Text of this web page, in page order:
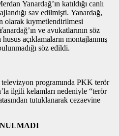
Yanardağ’ın katıldığı canlı
sav edilmişti. Yanardağ,
olarak kıymetlendirilmesi
ve avukatlarının söz
açıklamaların montajlanmış
söz edildi.
programında PKK terör
ilgili kelamları nedeniyle “terör
tutuklanarak cezaevine